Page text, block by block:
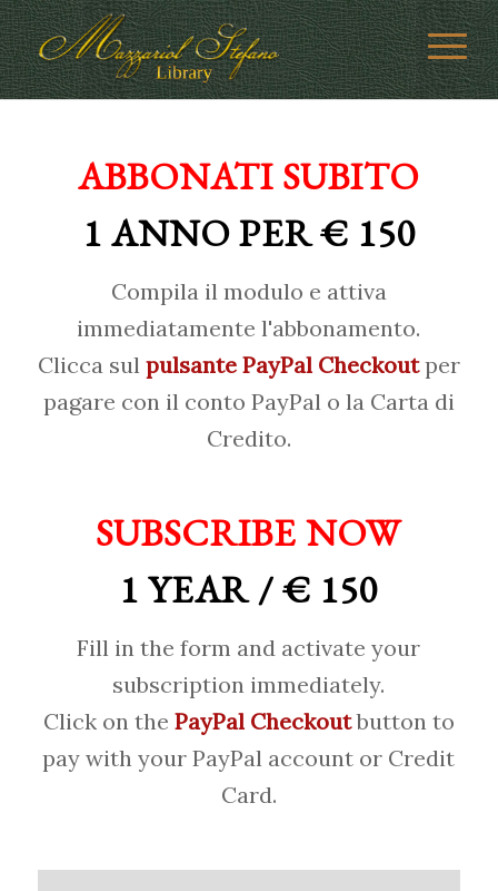
ABBONATI SUBITO
1 ANNO PER € 150
Compila il modulo e attiva
immediatamente l'abbonamento.
Clicca sul pulsante PayPal Checkoutper
pagare con il conto PayPal o la Carta di
Credito.
SUBSCRIBE NOW
1 YEAR / € 150
Fill in the form and activate your
subscription immediately.
Click on the PayPal Checkoutbutton to
pay with your PayPal account or Credit
Card.